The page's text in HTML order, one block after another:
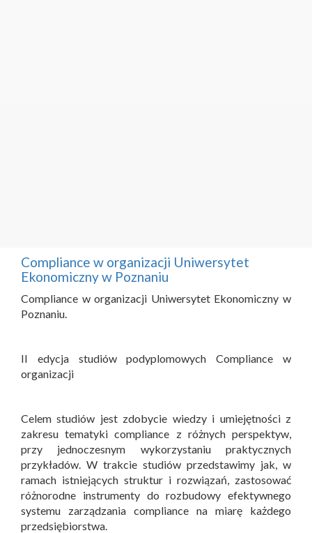
Compliance w organizacji Uniwersytet
Ekonomiczny w Poznaniu
Compliance w organizacji Uniwersytet Ekonomiczny w
Poznaniu.
II edycja studiów podyplomowych Compliance w
organizacji
Celem studiów jest zdobycie wiedzy i umiejętności z
zakresu tematyki compliance z różnych perspektyw,
przy jednoczesnym wykorzystaniu praktycznych
przykładów. W trakcie studiów przedstawimy jak, w
ramach istniejących struktur i rozwiązań, zastosować
różnorodne instrumenty do rozbudowy efektywnego
systemu zarządzania compliance na miarę każdego
przedsiębiorstwa.